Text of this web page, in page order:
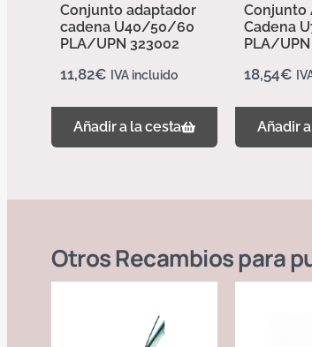
Conjunto adaptador
cadena U40/50/60
PLA/UPN 323002
11,82€ IVA incluido
Añadir a la cesta
Conjunto
Cadena
PLA/
18,54€
Añadir
OtrosRecambios para